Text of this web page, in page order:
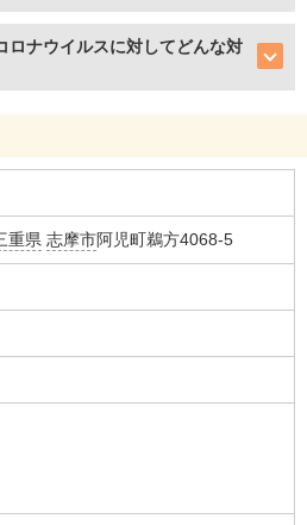
ロナウイルスに対してどんな対
重県 志摩市阿児町鵜方4068-5